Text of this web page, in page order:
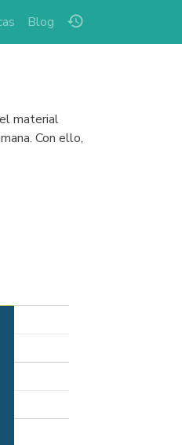
history
Blog
material
Con ello,